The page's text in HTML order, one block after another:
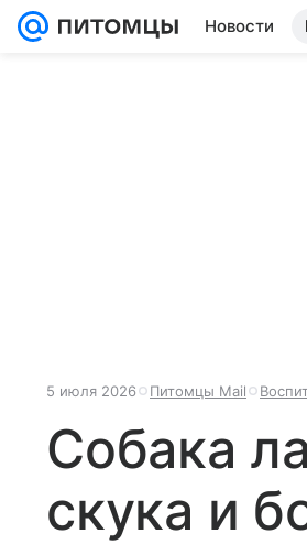
Новости
5 июля 2026 Питомцы Mail
Собака
скука и